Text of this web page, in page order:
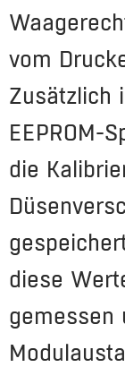
vom
Zusätzlich
EEPROM-
die
diese
gemessen